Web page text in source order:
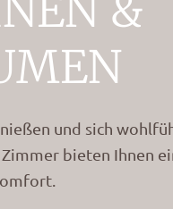
und sich
bieten Ihnen